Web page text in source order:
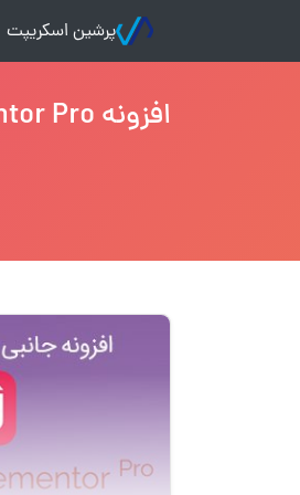
پرشین اسکریپت
افزونه AnyWhere Elementor Pro